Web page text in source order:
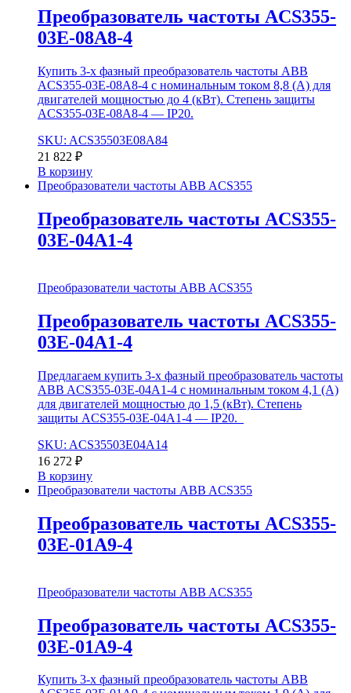
Преобразователь частоты ACS355-
03E-08A8-4
Купить 3-х фазный преобразователь частоты ABB
ACS355-03E-08A8-4 с номинальным током 8,8 (А) для
двигателей мощностью до 4 (кВт). Степень защиты
ACS355-03E-08A8-4 — IP20.
SKU: ACS35503E08A84
21 822 ₽
В корзину
Преобразователи частоты ABB ACS355
Преобразователь частоты ACS355-
03E-04A1-4
Преобразователи частоты ABB ACS355
Преобразователь частоты ACS355-
03E-04A1-4
Предлагаем купить 3-х фазный преобразователь частоты
ABB ACS355-03E-04A1-4 с номинальным током 4,1 (А)
для двигателей мощностью до 1,5 (кВт). Степень
защиты ACS355-03E-04A1-4 — IP20.
SKU: ACS35503E04A14
16 272 ₽
В корзину
Преобразователи частоты ABB ACS355
Преобразователь частоты ACS355-
03E-01A9-4
Преобразователи частоты ABB ACS355
Преобразователь частоты ACS355-
03E-01A9-4
Купить 3-х фазный преобразователь частоты ABB